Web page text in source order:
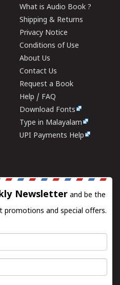
What is Audio Book ?
Shipping & Returns
Privacy Notice
Conditions of Use
About Us
Contact Us
Request a Book
Help / FAQ
Download Fonts
Type in Malayalam
UPI Payments Help
Newsletter and be the
and special offers.